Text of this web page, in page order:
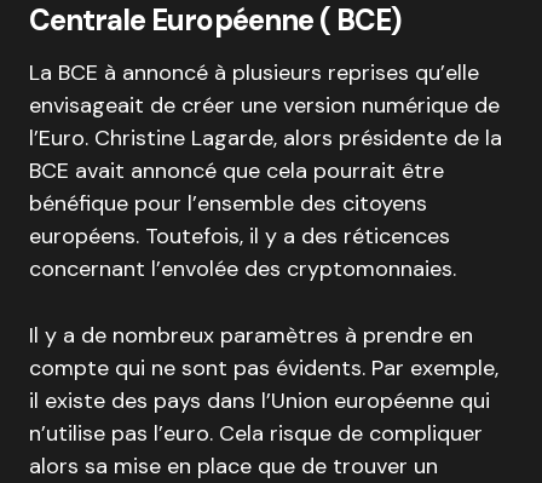
Centrale Européenne ( BCE)
La BCE à annoncé à plusieurs reprises qu’elle
envisageait de créer une version numérique de
l’Euro. Christine Lagarde, alors présidente de la
BCE avait annoncé que cela pourrait être
bénéfique pour l’ensemble des citoyens
européens. Toutefois, il y a des réticences
concernant l’envolée des cryptomonnaies.
Il y a de nombreux paramètres à prendre en
compte qui ne sont pas évidents. Par exemple,
il existe des pays dans l’Union européenne qui
n’utilise pas l’euro. Cela risque de compliquer
alors sa mise en place que de trouver un